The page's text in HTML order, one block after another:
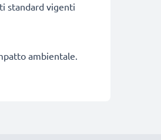
standard vigenti
ambientale.